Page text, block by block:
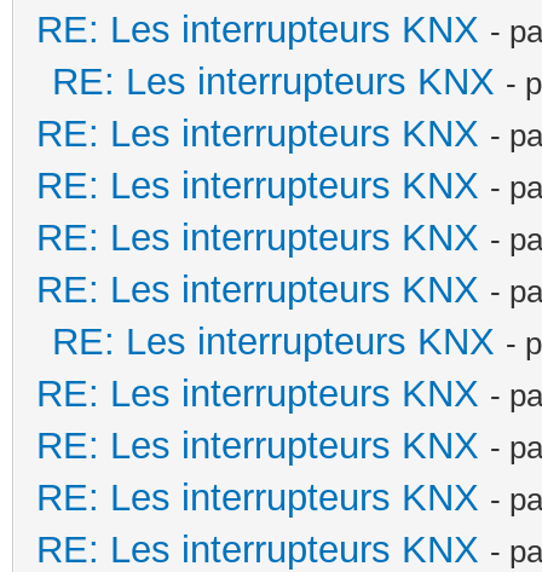
RE: Les interrupteurs KNX -
RE: Les interrupteurs KNX -
RE: Les interrupteurs KNX -
RE: Les interrupteurs KNX -
RE: Les interrupteurs KNX -
RE: Les interrupteurs KNX -
RE: Les interrupteurs KNX -
RE: Les interrupteurs KNX -
RE: Les interrupteurs KNX -
RE: Les interrupteurs KNX -
RE: Les interrupteurs KNX -